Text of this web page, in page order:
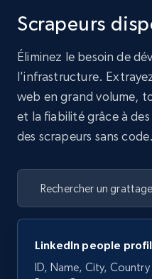
Scrapeurs
Éliminez le besoin de
l'infrastructure.
web en grand volume,
et la fiabilité grâce à
des scrapeurs sans code.
LinkedIn people
ID, Name, City,